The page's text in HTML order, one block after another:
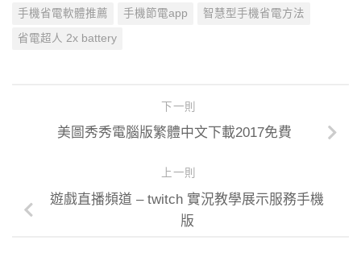
手機省電軟體推薦 手機節電app 智慧型手機省電方法
省電超人 2x battery
下一則
美圖秀秀電腦版繁體中文下載2017免費
上一則
遊戲直播頻道 – twitch 實況教學展示服務手機
版